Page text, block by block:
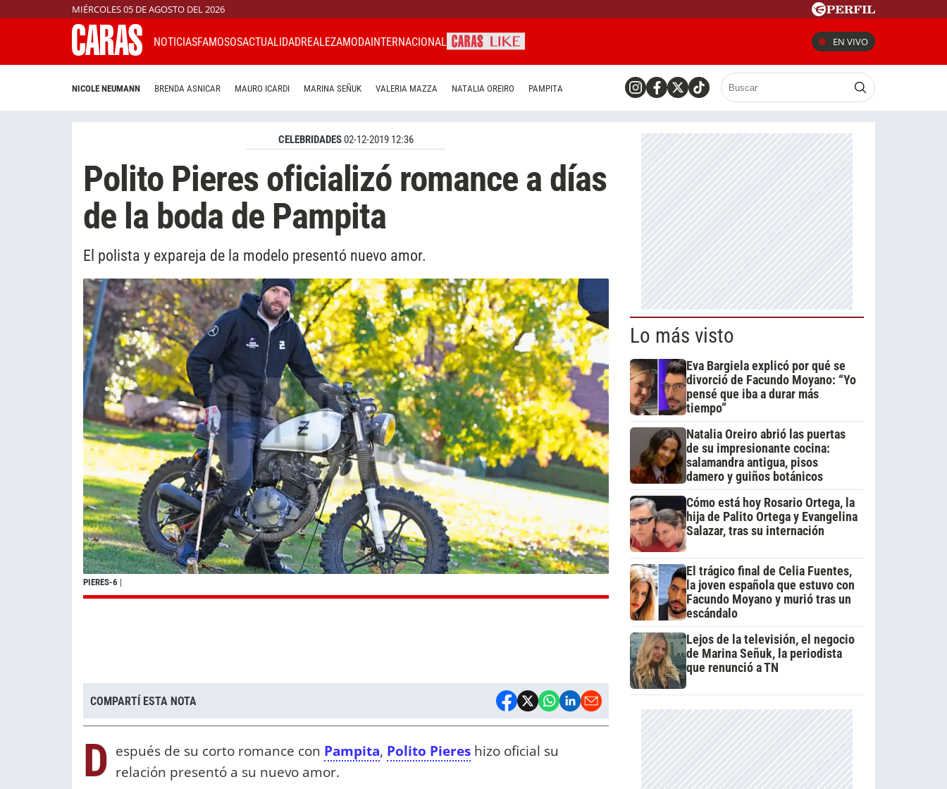
MIÉRCOLES 05 DE AGOSTO DEL 2026
NOTICIASFAMOSOSACTUALIDADREALEZAMODAINTERNACIONAL EN VIVO
NICOLE NEUMANN BRENDA ASNICAR MAURO ICARDI MARINA SEÑUK VALERIA MAZZA NATALIA OREIRO PAMPITA
CELEBRIDADES02-12-2019 12:36
Polito Pieres oficializó romance a días
de la boda de Pampita
El polista y expareja de la modelo presentó nuevo amor.
PIERES-6 |
COMPARTÍ ESTA NOTA
D espués de su corto romance con Pampita, Polito Pieres hizo oficial su
relación presentó a su nuevo amor.
Lo más visto
Eva Bargiela explicó por qué se
divorció de Facundo Moyano: “Yo
pensé que iba a durar más
tiempo”
Natalia Oreiro abrió las puertas
de su impresionante cocina:
salamandra antigua, pisos
damero y guiños botánicos
Cómo está hoy Rosario Ortega, la
hija de Palito Ortega y Evangelina
Salazar, tras su internación
El trágico final de Celia Fuentes,
la joven española que estuvo con
Facundo Moyano y murió tras un
escándalo
Lejos de la televisión, el negocio
de Marina Señuk, la periodista
que renunció a TN